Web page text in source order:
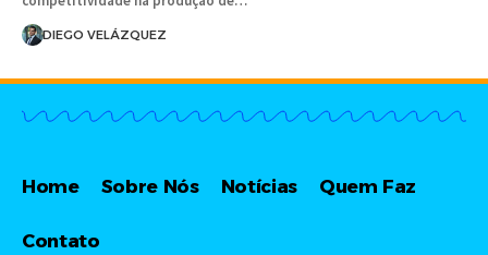
DIEGO VELÁZQUEZ
Home Sobre Nós Notícias Quem Faz
Contato